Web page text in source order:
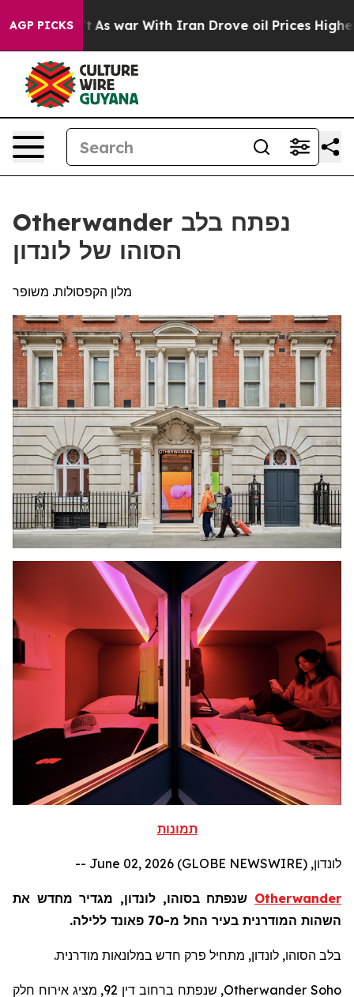
AGP PICKSAs war With Iran Drove oil Prices Higher,
Otherwander נפתח בלב
הסוהו של לונדון
מלון הקפסולות. משופר
תמונות
לונדון, June 02, 2026 (GLOBE NEWSWIRE) --
Otherwander שנפתח בסוהו, לונדון, מגדיר מחדש את
השהות המודרנית בעיר החל מ-70 פאונד ללילה.
בלב הסוהו, לונדון, מתחיל פרק חדש במלונאות מודרנית.
Otherwander Soho
, שנפתח ברחוב דין 92, מציג אירוח חלק